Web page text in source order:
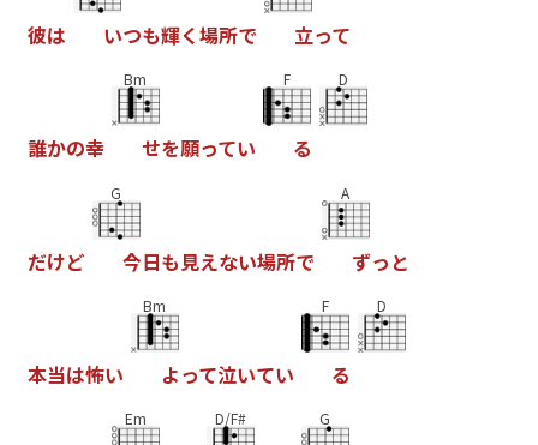
彼は いつも輝く場所で 立って
誰かの幸
Bm
せを願ってい
F
る
D
だけど
G
今日も見えない場所で
A
ずっ と
本当は怖い
Bm
よって泣いてい
F
る
D
Em D/F# G